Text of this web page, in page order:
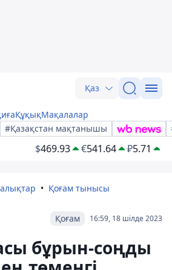
Қаз
ҚұқықМақалалар
#Қазақстан мақтанышы
$469.93 €541.64 ₽5.71
Қоғам тынысы
16:59, 18 шілде 2023
Қоғам
бұрын-соңды